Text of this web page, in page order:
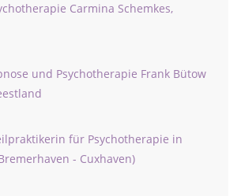
Carmina Schemkes,
und Psychotherapie Frank Bütow
für Psychotherapie in
- Cuxhaven)